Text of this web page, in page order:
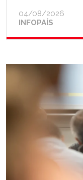
INFOPAÍS
04/08/2026